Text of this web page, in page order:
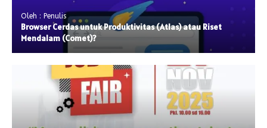
Oleh : Penulis
Browser Cerdas untuk Produktivitas (Atlas) atau Riset
Mendalam (Comet)?